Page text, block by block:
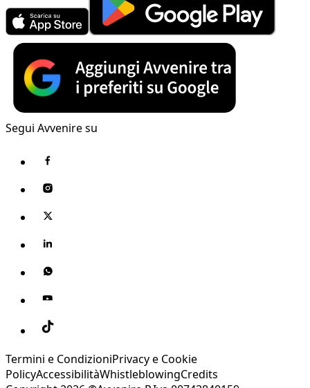
Segui Avvenire su
Termini e CondizioniPrivacy e Cookie
PolicyAccessibilitàWhistleblowingCredits